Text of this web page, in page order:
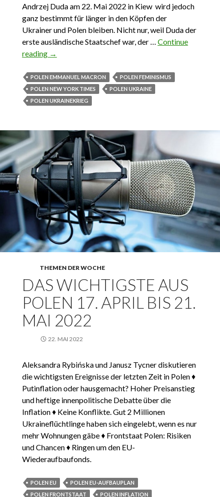
Andrzej Duda am 22. Mai 2022 in Kiew wird jedoch
ganz bestimmt für länger in den Köpfen der
Ukrainer und Polen bleiben. Nicht nur, weil Duda der
erste ausländische Staatschef war, der … Continue
reading 23.05.2022. Emma, Macron, New York Times &
→
POLEN EMMANUEL MACRON
POLEN FEMINISMUS
POLEN NEW YORK TIMES
POLEN UKRAINE
POLEN UKRAINEKRIEG
THEMEN DER WOCHE
DAS WICHTIGSTE AUS
POLEN 17. APRIL BIS 21.
MAI 2022
22. MAI 2022
Aleksandra Rybińska und Janusz Tycner diskutieren
die wichtigsten Ereignisse der letzten Zeit in Polen ♦
Putinflation oder hausgemacht? Hoher Preisanstieg
und heftige innenpolitische Debatte über die
Inflation ♦ Keine Konflikte. Gut 2 Millionen
Ukraineflüchtlinge haben sich eingelebt, wenn es nur
mehr Wohnungen gäbe ♦ Frontstaat Polen: Risiken
und Chancen ♦ Ringen um den EU-
Wiederaufbaufonds.
POLEN EU
POLEN EU-AUFBAUPLAN
POLEN FRONTSTAAT
POLEN INFLATION